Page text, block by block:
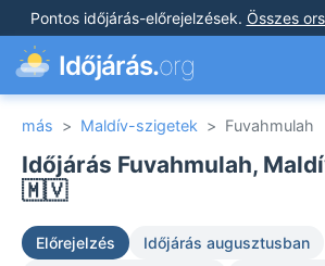
Pontos időjárás-előrejelzések. Összes
Időjárás.org
más > Maldív-szigetek > Fuvahmulah
Időjárás Fuvahmulah,
🇲🇻
Előrejelzés
Időjárás augusztusban